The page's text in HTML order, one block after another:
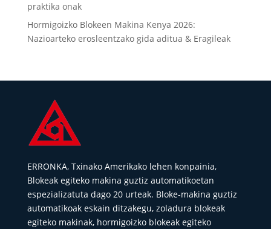
praktika onak
Hormigoizko Blokeen Makina Kenya 2026:
Nazioarteko erosleentzako gida aditua & Eragileak
ERRONKA, Txinako Amerikako lehen konpainia,
Blokeak egiteko makina guztiz automatikoetan
espezializatuta dago 20 urteak. Bloke-makina guztiz
automatikoak eskain ditzakegu, zoladura blokeak
egiteko makinak, hormigoizko blokeak egiteko